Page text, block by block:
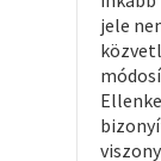
jele